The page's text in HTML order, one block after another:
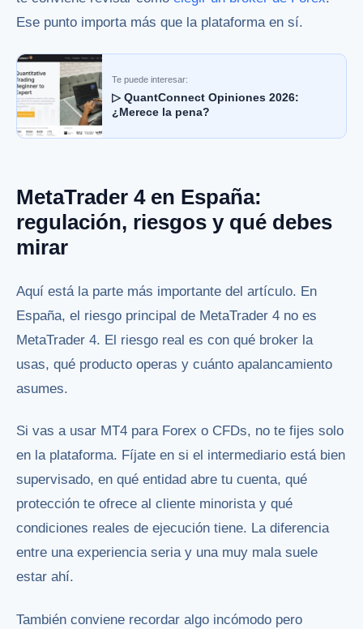
Ese punto importa más que la plataforma en sí.
Te puede interesar:
▷ QuantConnect Opiniones 2026:
¿Merece la pena?
MetaTrader 4 en España:
regulación, riesgos y qué debes
mirar
Aquí está la parte más importante del artículo. En
España, el riesgo principal de MetaTrader 4 no es
MetaTrader 4. El riesgo real es con qué broker la
usas, qué producto operas y cuánto apalancamiento
asumes.
Si vas a usar MT4 para Forex o CFDs, no te fijes solo
en la plataforma. Fíjate en si el intermediario está bien
supervisado, en qué entidad abre tu cuenta, qué
protección te ofrece al cliente minorista y qué
condiciones reales de ejecución tiene. La diferencia
entre una experiencia seria y una muy mala suele
estar ahí.
También conviene recordar algo incómodo pero